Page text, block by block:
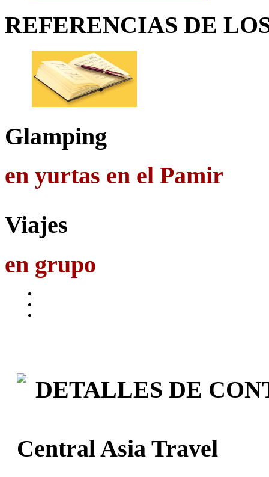
REFERENCIAS DE
Glamping
en yurtas en el Pamir
Viajes
en grupo
DETALLES DE
Central Asia Travel